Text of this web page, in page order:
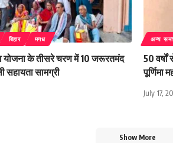
बिहार मगध
योजना के तीसरे चरण में 10 जरूरतमंद
सहायता सामग्री
अन्य
50
पूर्णिमा
July 17,
Show More